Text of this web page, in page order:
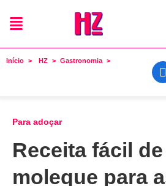
Início HZ Gastronomia
Para adoçar
Receita fácil
moleque para